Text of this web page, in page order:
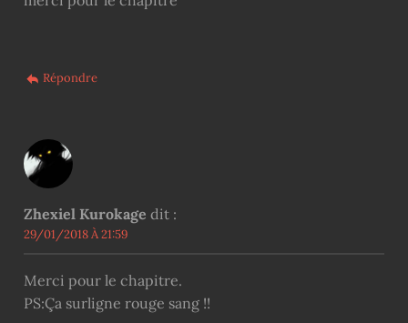
Répondre
Zhexiel Kurokage dit :
29/01/2018 À 21:59
Merci pour le chapitre.
PS:Ça surligne rouge sang !!